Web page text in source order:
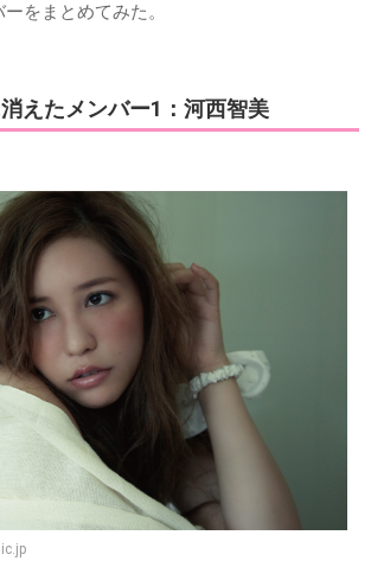
をまとめてみた。
えたメンバー1：河西智美